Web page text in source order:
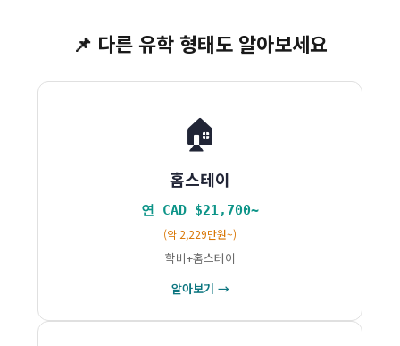
📌 다른 유학 형태도 알아보세요
🏠
홈스테이
연 CAD $21,700~
(약 2,229만원~)
학비+홈스테이
알아보기 →